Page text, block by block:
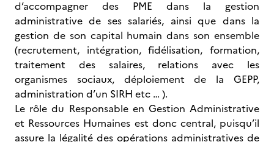
d’accompagner des PME dans la gestion
administrative de ses salariés, ainsi que dans la
gestion de son capital humain dans son ensemble
(recrutement, intégration, fidélisation, formation,
traitement des salaires, relations avec les
organismes sociaux, déploiement de la GEPP,
administration d’un SIRH etc … ).
Le rôle du Responsable en Gestion Administrative
et Ressources Humaines est donc central, puisqu’il
assure la légalité des opérations administratives de